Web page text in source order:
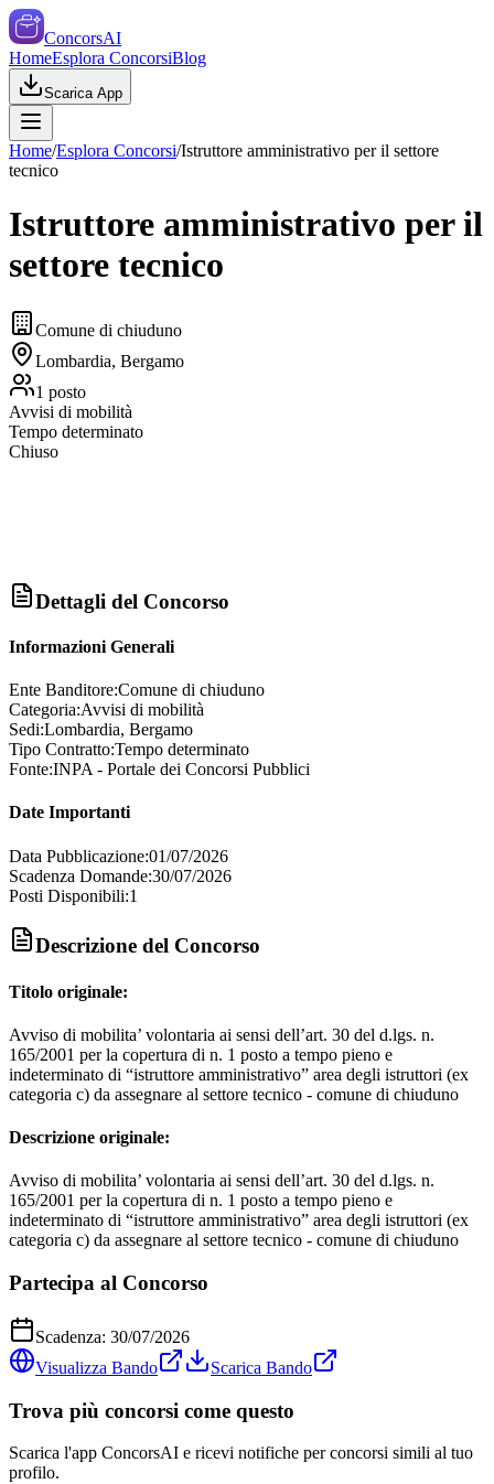
ConcorsAI
HomeEsplora ConcorsiBlog
Scarica App
Home/Esplora Concorsi/Istruttore amministrativo per il settore
tecnico
Istruttore amministrativo per il
settore tecnico
Comune di chiuduno
Lombardia, Bergamo
1 posto
Avvisi di mobilità
Tempo determinato
Chiuso
Dettagli del Concorso
Informazioni Generali
Ente Banditore:Comune di chiuduno
Categoria:Avvisi di mobilità
Sedi:Lombardia, Bergamo
Tipo Contratto:Tempo determinato
Fonte:INPA - Portale dei Concorsi Pubblici
Date Importanti
Data Pubblicazione:01/07/2026
Scadenza Domande:30/07/2026
Posti Disponibili:1
Descrizione del Concorso
Titolo originale:
Avviso di mobilita’ volontaria ai sensi dell’art. 30 del d.lgs. n.
165/2001 per la copertura di n. 1 posto a tempo pieno e
indeterminato di “istruttore amministrativo” area degli istruttori (ex
categoria c) da assegnare al settore tecnico - comune di chiuduno
Descrizione originale:
Avviso di mobilita’ volontaria ai sensi dell’art. 30 del d.lgs. n.
165/2001 per la copertura di n. 1 posto a tempo pieno e
indeterminato di “istruttore amministrativo” area degli istruttori (ex
categoria c) da assegnare al settore tecnico - comune di chiuduno
Partecipa al Concorso
Scadenza: 30/07/2026
Visualizza Bando
Scarica Bando
Trova più concorsi come questo
Scarica l'app ConcorsAI e ricevi notifiche per concorsi simili al tuo
profilo.